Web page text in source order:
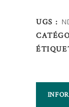
quantity
UGS :